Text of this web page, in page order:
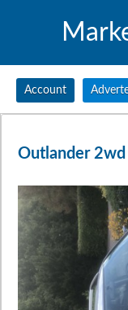
Account
Outlander 2wd